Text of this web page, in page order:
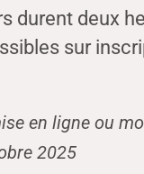
durent deux
sur
en ligne ou
2025